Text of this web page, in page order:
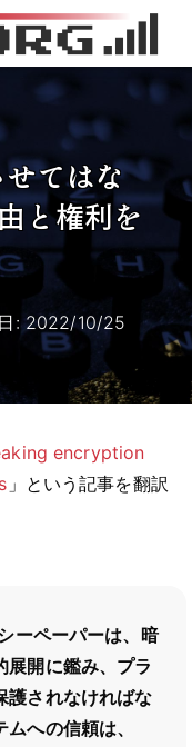
てはな
と権利を
:2022/10/25
encryption
」という記事を翻訳
ーペーパーは、暗
展開に鑑み、プラ
護されなければな
への信頼は、